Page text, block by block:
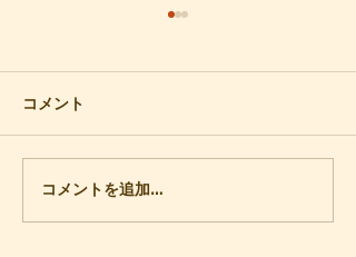
数年前、思いがけなく声をか
けられて、青年時代の知人と
りになります。かつて私は日
立製作所の社員でした。配属
コメント
コメントを追加…